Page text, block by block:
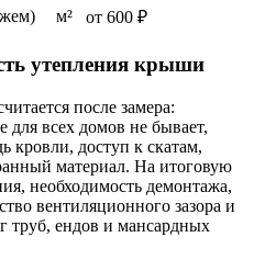
м² от 600 ₽
утепления крыши
после замера:
для всех домов не бывает,
кровли, доступ к скатам,
материал. На итоговую
необходимость демонтажа,
вентиляционного зазора и
труб, ендов и мансардных